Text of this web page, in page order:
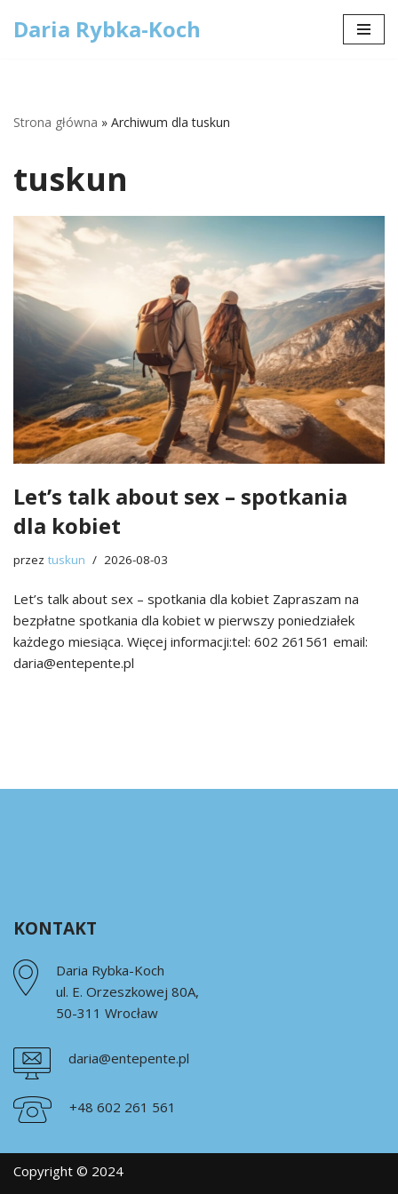
Daria Rybka-Koch
Strona główna » Archiwum dla tuskun
tuskun
Let’s talk about sex – spotkania
dla kobiet
przez tuskun 2026-08-03
Let’s talk about sex – spotkania dla kobiet Zapraszam na
bezpłatne spotkania dla kobiet w pierwszy poniedziałek
każdego miesiąca. Więcej informacji:tel: 602 261561 email:
daria@entepente.pl
KONTAKT
Daria Rybka-Koch
ul. E. Orzeszkowej 80A,
50-311 Wrocław
daria@entepente.pl
+48 602 261 561
Copyright © 2024